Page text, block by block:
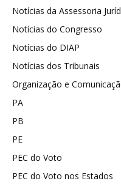
Notícias da Assessoria
Notícias do Congresso
Notícias do DIAP
Notícias dos Tribunais
Organização e
PA
PB
PE
PEC do Voto
PEC do Voto nos Estados